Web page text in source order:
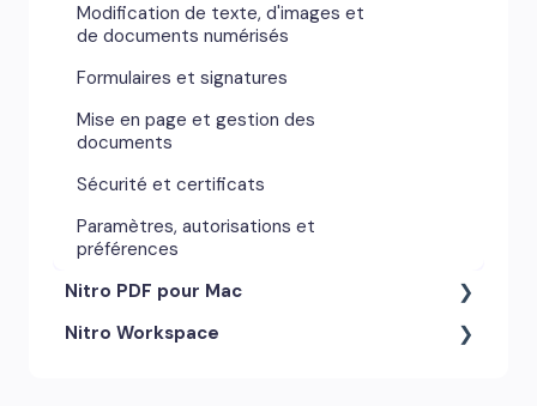
Modification de texte, d'images et
de documents numérisés
Formulaires et signatures
Mise en page et gestion des
documents
Sécurité et certificats
Paramètres, autorisations et
préférences
Nitro PDF pour Mac
Outils d'annotation et
Nitro Workspace